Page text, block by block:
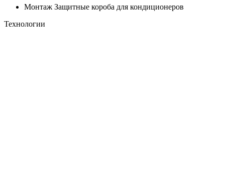
Монтаж Защитные короба для кондиционеров
Технологии